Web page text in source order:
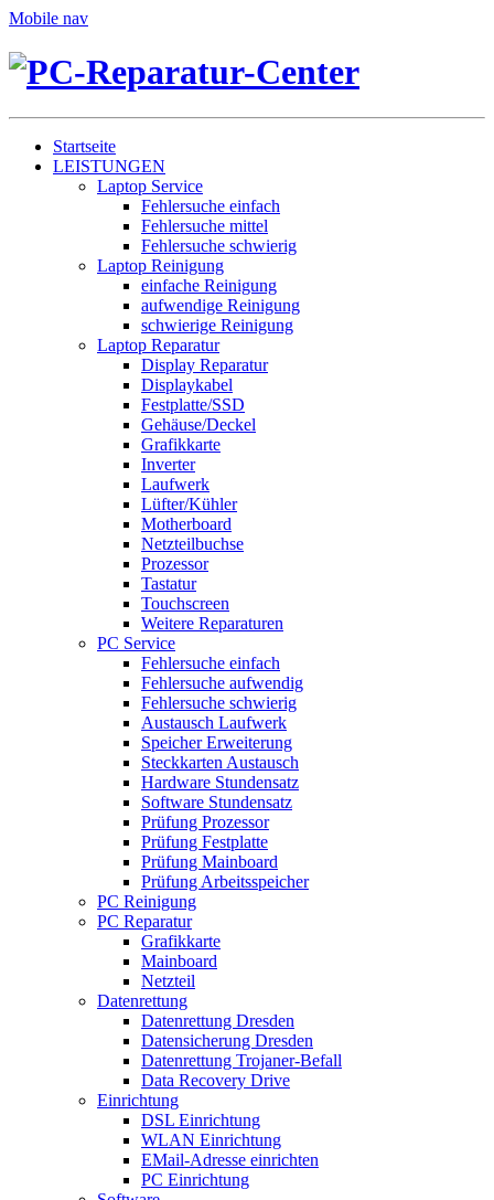
Mobile nav
Startseite
LEISTUNGEN
Laptop Service
Fehlersuche einfach
Fehlersuche mittel
Fehlersuche schwierig
Laptop Reinigung
einfache Reinigung
aufwendige Reinigung
schwierige Reinigung
Laptop Reparatur
Display Reparatur
Displaykabel
Festplatte/SSD
Gehäuse/Deckel
Grafikkarte
Inverter
Laufwerk
Lüfter/Kühler
Motherboard
Netzteilbuchse
Prozessor
Tastatur
Touchscreen
Weitere Reparaturen
PC Service
Fehlersuche einfach
Fehlersuche aufwendig
Fehlersuche schwierig
Austausch Laufwerk
Speicher Erweiterung
Steckkarten Austausch
Hardware Stundensatz
Software Stundensatz
Prüfung Prozessor
Prüfung Festplatte
Prüfung Mainboard
Prüfung Arbeitsspeicher
PC Reinigung
PC Reparatur
Grafikkarte
Mainboard
Netzteil
Datenrettung
Datenrettung Dresden
Datensicherung Dresden
Datenrettung Trojaner-Befall
Data Recovery Drive
Einrichtung
DSL Einrichtung
WLAN Einrichtung
EMail-Adresse einrichten
PC Einrichtung